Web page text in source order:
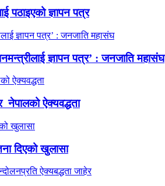
पठाइएको ज्ञापन पत्र
ज्ञापन पत्र’ : जनजाति महासंघ
नेपालको ऐक्यवद्धता
दिएको खुलासा